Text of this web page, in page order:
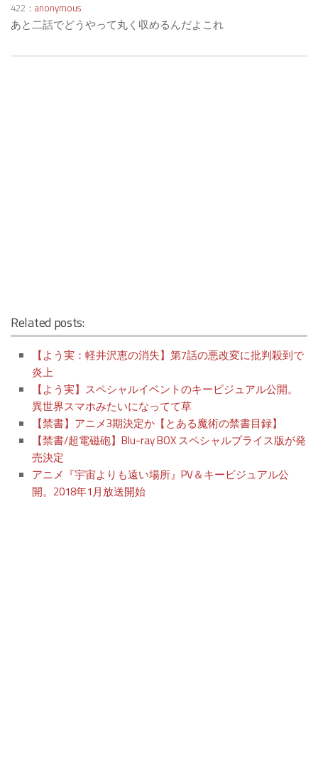
422： anonymous
あと二話でどうやって丸く収めるんだよこれ
Related posts:
【よう実：軽井沢恵の消失】第7話の悪改変に批判殺到で
炎上
【よう実】スペシャルイベントのキービジュアル公開。
異世界スマホみたいになってて草
【禁書】アニメ3期決定か【とある魔術の禁書目録】
【禁書/超電磁砲】Blu-ray BOX スペシャルプライス版が発
売決定
アニメ『宇宙よりも遠い場所』PV＆キービジュアル公
開。2018年1月放送開始